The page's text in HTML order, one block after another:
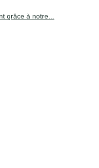
grâce à notre...